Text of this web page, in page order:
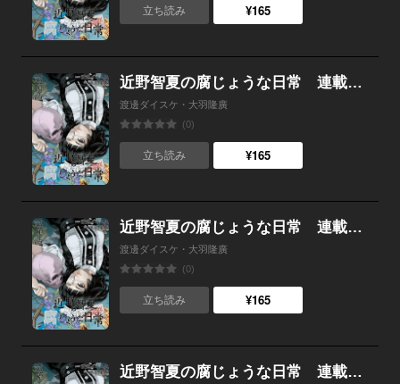
立ち読み ¥165
近野智夏の腐じょうな日常 連載版 第１０話 真相と別れ
渡邊ダイスケ・大羽隆廣
(0)
立ち読み ¥165
近野智夏の腐じょうな日常 連載版 第９話 ある少女の過去
渡邊ダイスケ・大羽隆廣
(0)
立ち読み ¥165
近野智夏の腐じょうな日常 連載版 第８話 朝食会からの刺客